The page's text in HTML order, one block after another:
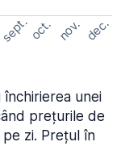
sept. oct. nov. dec.
închirierea unei
prețurile de
zi. Prețul în